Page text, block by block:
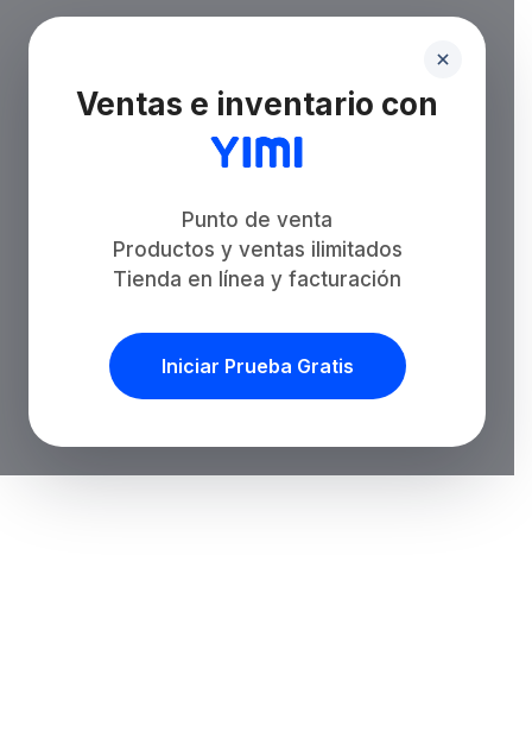
Ventas e inventario con
Punto de venta
Productos y ventas ilimitados
Tienda en línea y facturación
Iniciar Prueba Gratis